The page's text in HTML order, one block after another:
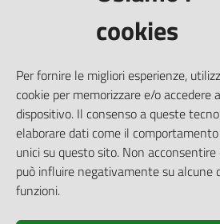
cookies
Per fornire le migliori esperienze,
cookie per memorizzare e/o accedere
dispositivo. Il consenso a queste
elaborare dati come il
unici su questo sito. Non
può influire negativamente su alcune
funzioni.
Amministrazione trasparente
Whistleblowing
Dichiarazione di accessibilità
Note legali
Cookie Policy (UE)
Piano di miglioramento del Sito